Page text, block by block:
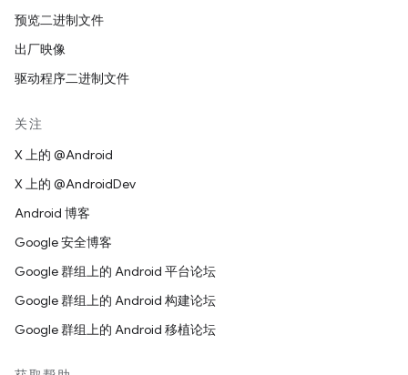
预览二进制文件
出厂映像
驱动程序二进制文件
关注
X 上的 @Android
X 上的 @AndroidDev
Android 博客
Google 安全博客
Google 群组上的 Android 平台论坛
Google 群组上的 Android 构建论坛
Google 群组上的 Android 移植论坛